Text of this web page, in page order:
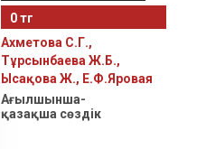
0 тг
Ахметова С.Г.,
Тұрсынбаева Ж.Б.,
Ысақова Ж., Е.Ф.Яровая
Ағылшынша-
қазақша сөздiк